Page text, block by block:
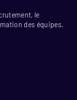
le
des équipes.